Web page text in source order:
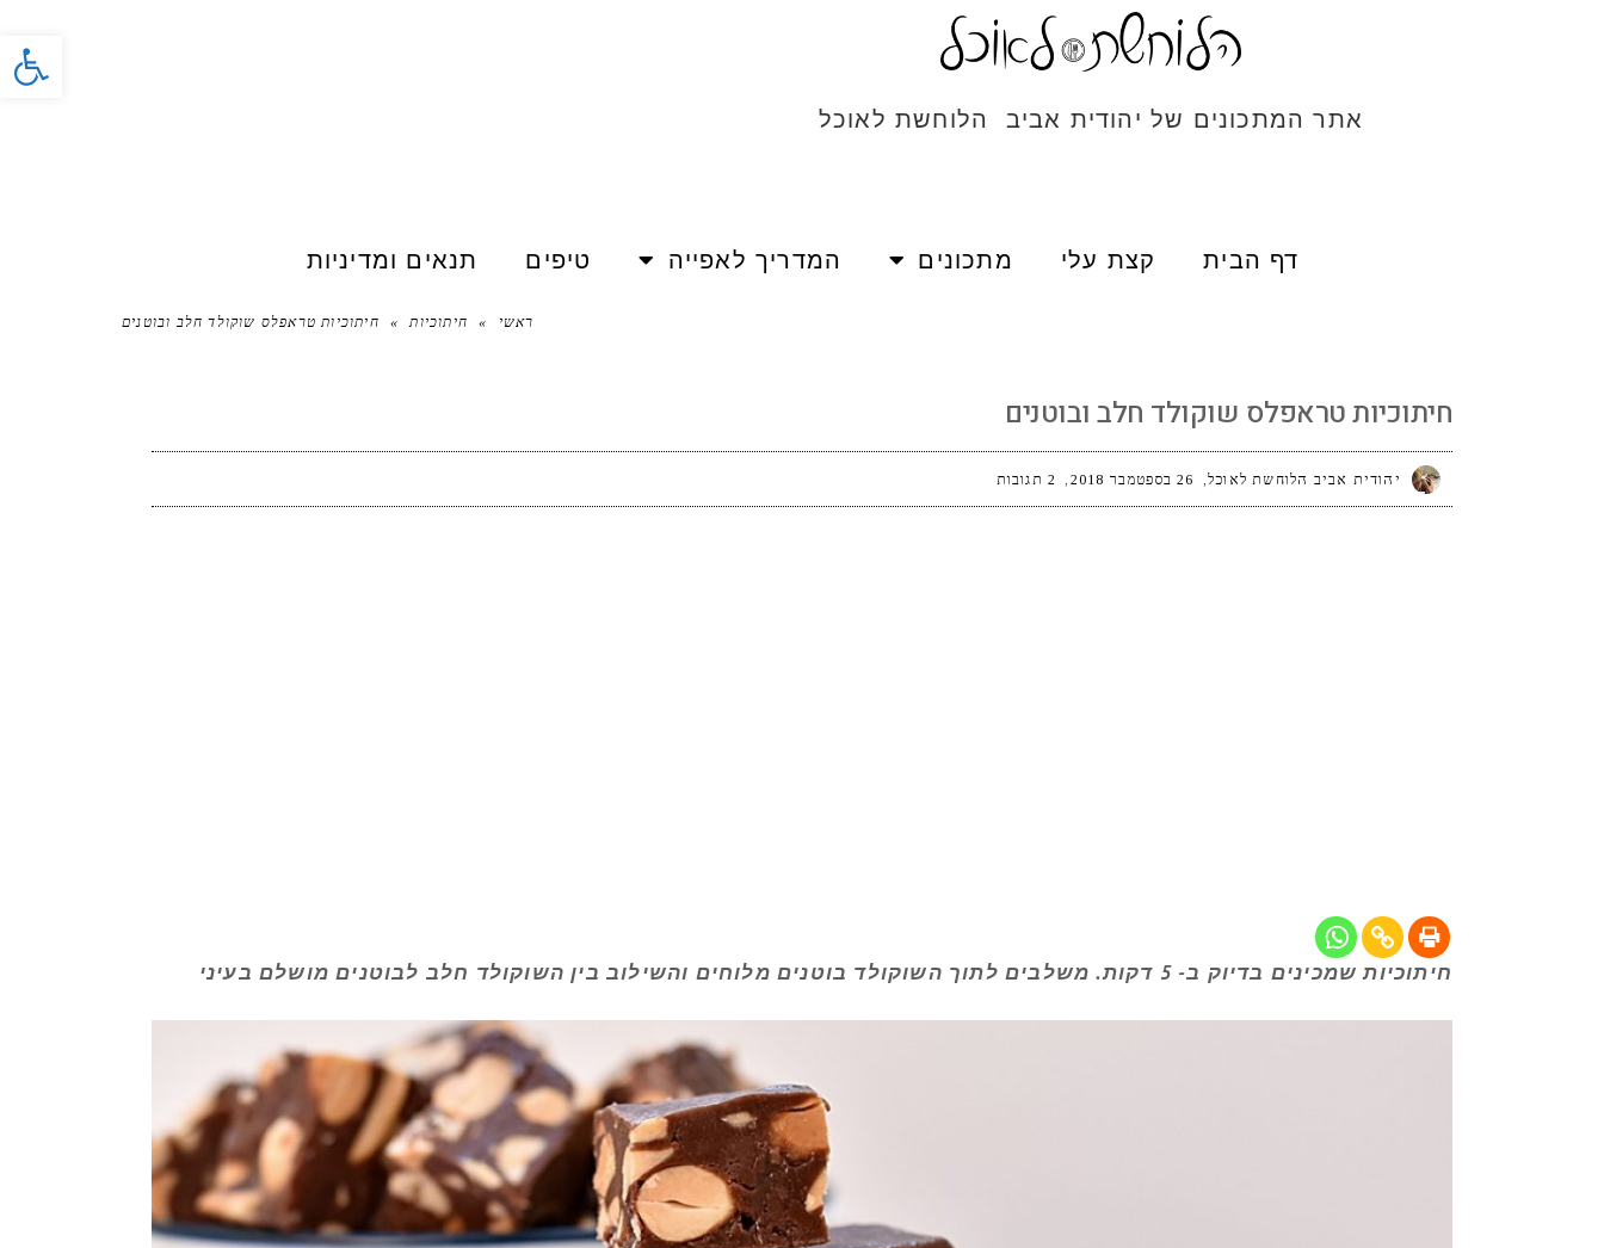
פתח
אתר המתכונים של יהודית אביב הלוחשת לאוכל
דף הבית קצת עלי מתכונים המדריך לאפייה טיפים תנאים ומדיניות
ראשי » חיתוכיות » חיתוכיות טראפלס שוקולד חלב ובוטנים
חיתוכיות טראפלס שוקולד חלב ובוטנים
יהודית אביב הלוחשת לאוכל 26 בספטמבר 2018 2 תגובות
חיתוכיות שמכינים בדיוק ב- 5 דקות. משלבים לתוך השוקולד בוטנים מלוחים והשילוב בין השוקולד חלב לבוטנים מושלם בעיני